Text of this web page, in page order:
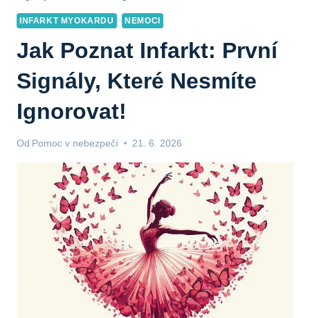
INFARKT MYOKARDU NEMOCI
Jak Poznat Infarkt: První
Signály, Které Nesmíte
Ignorovat!
Od Pomoc v nebezpečí 21. 6. 2026